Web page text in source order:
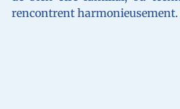
rencontrent harmonieusement.